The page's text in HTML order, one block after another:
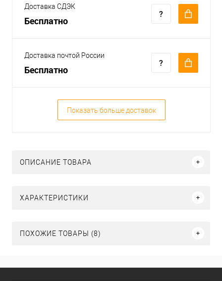
Доставка СДЭК
Бесплатно
Доставка почтой России
Бесплатно
Показать больше доставок
ОПИСАНИЕ ТОВАРА
ХАРАКТЕРИСТИКИ
ПОХОЖИЕ ТОВАРЫ (8)